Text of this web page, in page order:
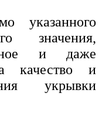
указанного
значения,
и даже
качество и
укрывки